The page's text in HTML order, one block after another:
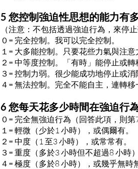
5 您控制強迫性思想的能力有
（注意：不包括透過強迫行為，來停
０= 完全控制。我可以完全控制。
１= 大多能控制。只要花些力氣與注
２= 中等度控制。「有時」能停止或轉
３= 控制力弱。很少能成功地停止或消
４= 無法控制。完全不能自主，連轉
6 您每天花多少時間在強迫行
０= 完全無強迫行為（回答此項，則第
１= 輕微（少於1 小時），或偶爾有。
２= 中度（1 至3 小時），或常常有。
３= 重度（多於3 小時但不超過8 小時
４= 極度（多於8 小時），或幾乎無時